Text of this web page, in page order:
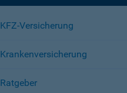
KFZ-Versicherung
Krankenversicherung
Ratgeber